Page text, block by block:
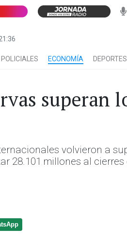
POLICIALES ECONOMÍA DEPORTES
superan
volvieron a
28.101 millones al